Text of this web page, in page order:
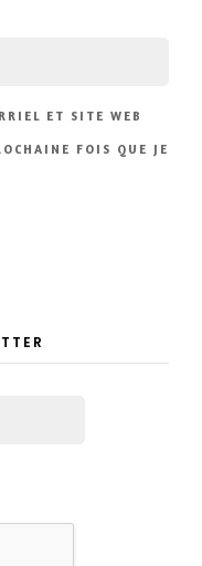
ET SITE WEB
FOIS QUE JE